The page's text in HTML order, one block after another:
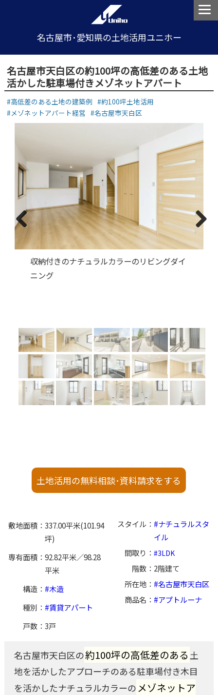
名古屋市･愛知県の土地活用ユニホー
名古屋市天白区の約100坪の高低差のある土地
活かした駐車場付きメゾネットアパート
高低差のある土地の建築例
約100坪土地活用
メゾネットアパート経営
名古屋市天白区
木目調の階段付きリビングダイニング
Previous Next
土地活用の無料相談･資料請求をする
敷地面積
337.00平米(101.94
坪)
専有面積
92.82平米／98.28
平米
構造
木造
種別
賃貸アパート
戸数
3戸
スタイル
ナチュラルスタ
イル
間取り
3LDK
階数
2階建て
所在地
名古屋市天白区
商品名
アプトルーナ
名古屋市天白区の約100坪の高低差のある 土
地を活かしたアプローチのある駐車場付き木目
を活かしたナチュラルカラーのメゾネットア